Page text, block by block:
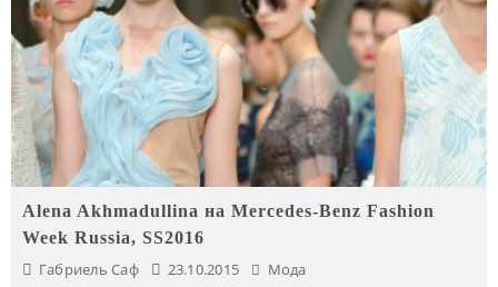
Alena Akhmadullina на Mercedes-Benz Fashion
Week Russia, SS2016
Габриель Саф 23.10.2015 Мода